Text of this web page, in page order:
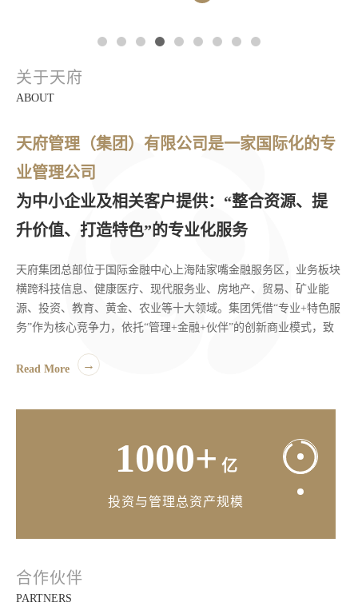
关于天府
ABOUT
天府管理（集团）有限公司是一家国际化的专
业管理公司
为中小企业及相关客户提供：“整合资源、提
升价值、打造特色”的专业化服务
天府集团总部位于国际金融中心上海陆家嘴金融服务区，业务板块
横跨科技信息、健康医疗、现代服务业、房地产、贸易、矿业能
源、投资、教育、黄金、农业等十大领域。集团凭借“专业+特色服
务”作为核心竞争力，依托“管理+金融+伙伴”的创新商业模式，致
Read More
→
1000+ 亿
投资与管理总资产规模
1000+
合作伙伴
PARTNERS